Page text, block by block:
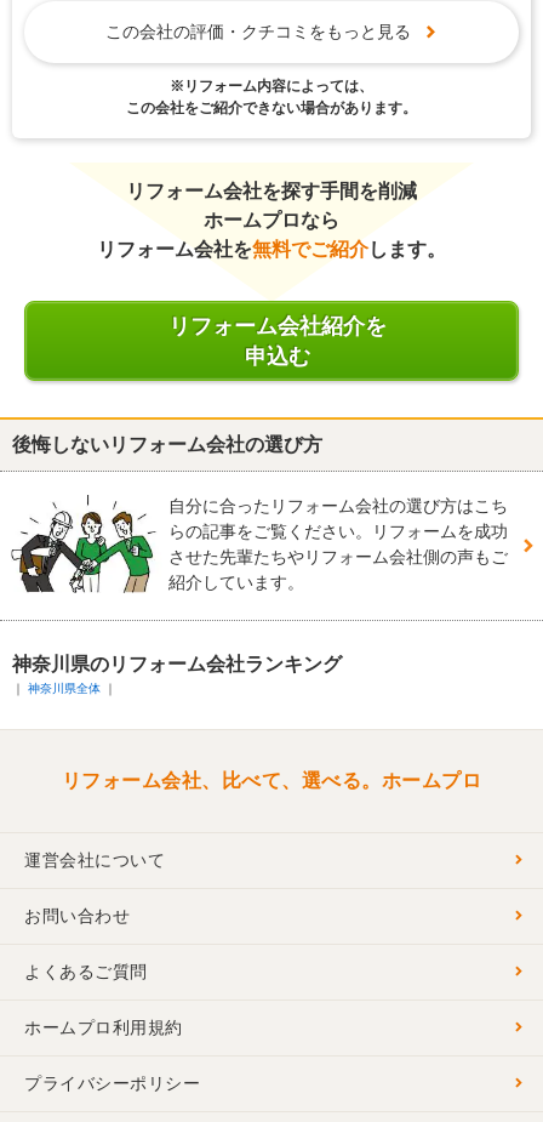
この会社の評価・クチコミをもっと見る
※リフォーム内容によっては、
この会社をご紹介できない場合があります。
リフォーム会社を探す手間を削減
ホームプロなら
リフォーム会社を無料でご紹介します。
リフォーム会社紹介を
申込む
後悔しないリフォーム会社の選び方
自分に合ったリフォーム会社の選び方はこち
らの記事をご覧ください。リフォームを成功
させた先輩たちやリフォーム会社側の声もご
紹介しています。
神奈川県のリフォーム会社ランキング
神奈川県全体
リフォーム会社、比べて、選べる。ホームプロ
運営会社について
お問い合わせ
よくあるご質問
ホームプロ利用規約
プライバシーポリシー